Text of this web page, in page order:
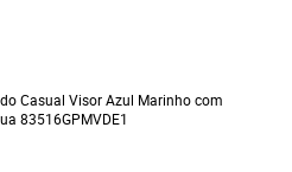
Casual Visor Azul Marinho com
83516GPMVDE1